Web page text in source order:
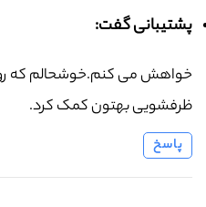
پشتیبانی گفت:
خواهش می کنم.خوشحالم که
ظرفشویی بهتون کمک کرد.
پاسخ